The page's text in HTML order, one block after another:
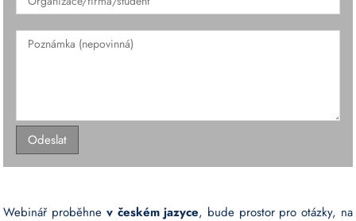
Webinář proběhne v českém jazyce, bude prostor pro otázky, na